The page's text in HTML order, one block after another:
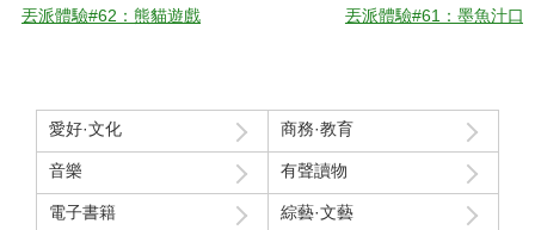
丟派體驗#62：熊貓遊戲 丟派體驗#61：墨魚汁口
愛好·文化 商務·教育
音樂 有聲讀物
電子書籍 綜藝·文藝